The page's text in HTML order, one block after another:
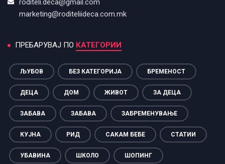
roditeli.deca@gmail.com
marketing@roditeliideca.com.mk
ПРЕБАРУВАЈ ПО КАТЕГОРИИ
ЉУБОВ БЕЗ КАТЕГОРИЈА БРЕМЕНОСТ
ДЕЦА ДОМ ЖИВОТ ЗА ДЕЦА
ЗАБАВА ЗАБАВА ЗАБРЕМЕНУВАЊЕ
КУЈНА РИД САКАМ БЕБЕ СТАТИИ
УБАВИНА ШКОЛО ШОПИНГ